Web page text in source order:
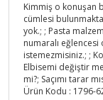
Kimmiş o konuşan
cümlesi
yok.; ; Pasta
numaralı
istemezmisiniz.; ;
Elbisemi değiştir
mi?; Saçımı tarar
Ürün Kodu : 1796-